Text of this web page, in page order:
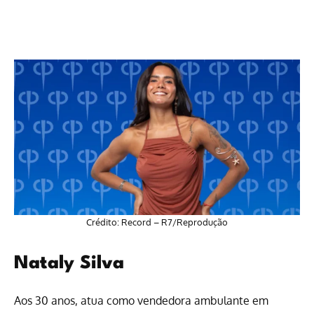
Crédito: Record – R7/Reprodução
Nataly Silva
Aos 30 anos, atua como vendedora ambulante em